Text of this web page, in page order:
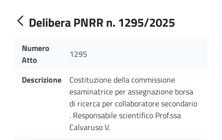
Delibera PNRR n. 1295/2025
Numero
Atto
1295
Descrizione
Costituzione della commissione
esaminatrice per assegnazione borsa
di ricerca per collaboratore secondario
. Responsabile scientifico Prof.ssa
Calvaruso V.